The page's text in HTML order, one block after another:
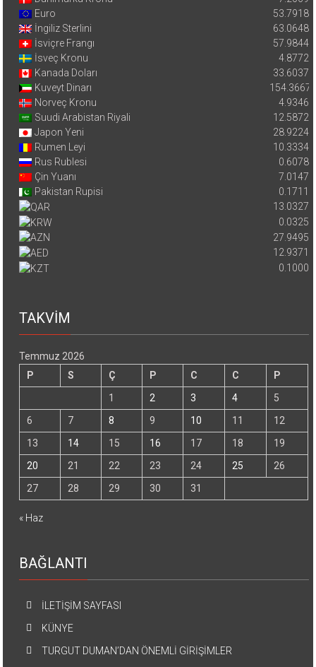
Euro
53.7918
İngiliz Sterlini
63.0648
İsviçre Frangı
57.9844
İsveç Kronu
4.8772
Kanada Doları
33.6037
Kuveyt Dinarı
154.3667
Norveç Kronu
4.9346
Suudi Arabistan Riyali
12.5872
Japon Yeni
28.9224
Rumen Leyi
10.3334
Rus Rublesi
0.6078
Çin Yuanı
7.0147
Pakistan Rupisi
0.1711
13.0327
0.0325
27.9495
12.9371
0.1000
TAKVİM
Temmuz 2026
P
S Ç P C C
P
1
2 3 4
5
6
7 8 9 10 11
12
13
14 15 16 17 18
19
20
21 22 23 24 25
26
27
28 29 30 31
« Haz
BAĞLANTI
İLETİŞİM SAYFASI
KÜNYE
TURGUT DUMAN’DAN ÖNEMLİ GİRİŞİMLER